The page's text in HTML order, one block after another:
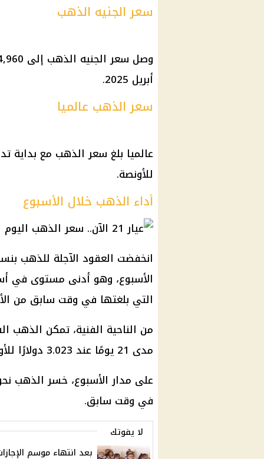
سعر الجنيه الذهب
أبريل 2025.
سعر الذهب عالميا
للأونصة.
أداء الذهب خلال الأسبوع
الأسبوع، وهو أدنى مستوى في
التي بلغتها في وقت سابق من
من الناحية الفنية، تمكن
مدى 21 يومًا عند 3.023 دولارًا للأوقية. وأغلق عند 3,037 دولارا.
في وقت سابق.
لا يفوتك